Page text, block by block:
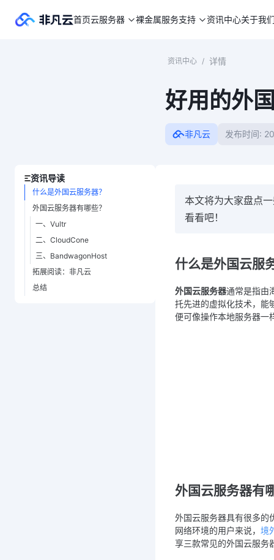
首页云服务器 裸金属服务支持 资讯中心关于我
资讯中心 / 详情
好用的外
非凡云 发布时间:
资讯导读
什么是外国云服务器？
外国云服务器有哪些？
一、Vultr
二、CloudCone
三、BandwagonHost
拓展阅读：非凡云
总结
本文将为大家盘点
看看吧！
什么是外国云服
外国云服务器通常是指由
托先进的虚拟化技术，能
便可像操作本地服务器一
外国云服务器有
外国云服务器具有很多的
网络环境的用户来说， 境
享三款常见的外国云服务